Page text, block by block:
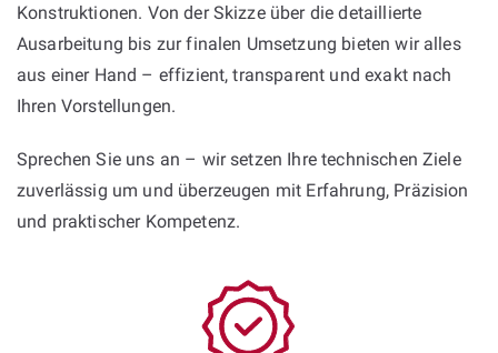
Konstruktionen. Von der Skizze über die detaillierte
Ausarbeitung bis zur finalen Umsetzung bieten wir alles
aus einer Hand – effizient, transparent und exakt nach
Ihren Vorstellungen.
Sprechen Sie uns an – wir setzen Ihre technischen Ziele
zuverlässig um und überzeugen mit Erfahrung, Präzision
und praktischer Kompetenz.